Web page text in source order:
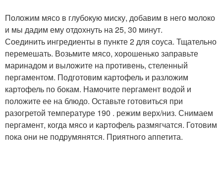
Положим мясо в глубокую миску, добавим в него молоко
и мы дадим ему отдохнуть на 25, 30 минут.
Соединить ингредиенты в пункте 2 для соуса. Тщательно
перемешать. Возьмите мясо, хорошенько заправьте
маринадом и выложите на противень, стеленный
пергаментом. Подготовим картофель и разложим
картофель по бокам. Намочите пергамент водой и
положите ее на блюдо. Оставьте готовиться при
разогретой температуре 190 . режим верх/низ. Снимаем
пергамент, когда мясо и картофель размягчатся. Готовим
пока они не подрумянятся. Приятного аппетита.